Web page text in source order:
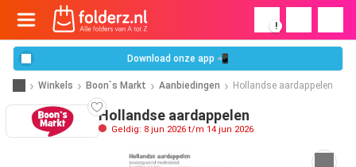
!
Download onze app 📲
Winkels Boon`s Markt Aanbiedingen Hollandse aardappelen
Hollandse aardappelen
Geldig: 8 jun 2026 t/m 14 jun 2026